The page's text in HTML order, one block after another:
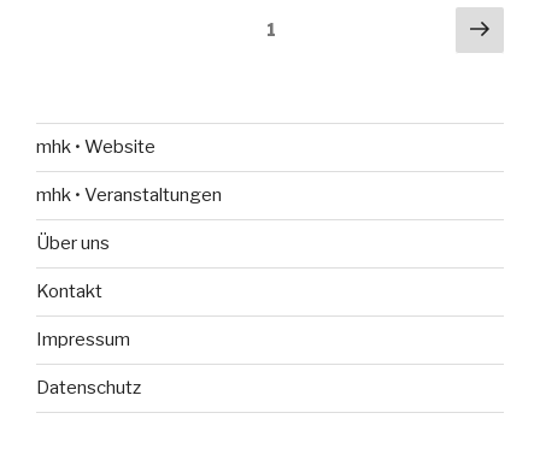
1
mhk • Website
mhk • Veranstaltungen
Über uns
Kontakt
Impressum
Datenschutz